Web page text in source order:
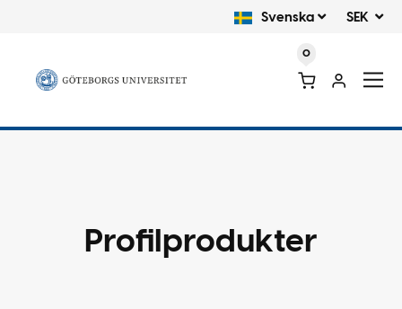
Svenska SEK
0
Profilprodukter